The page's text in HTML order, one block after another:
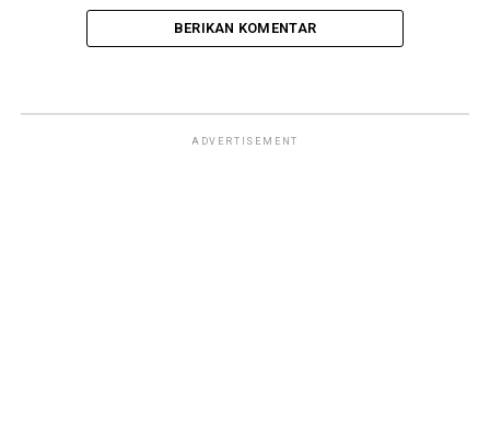
BERIKAN KOMENTAR
ADVERTISEMENT